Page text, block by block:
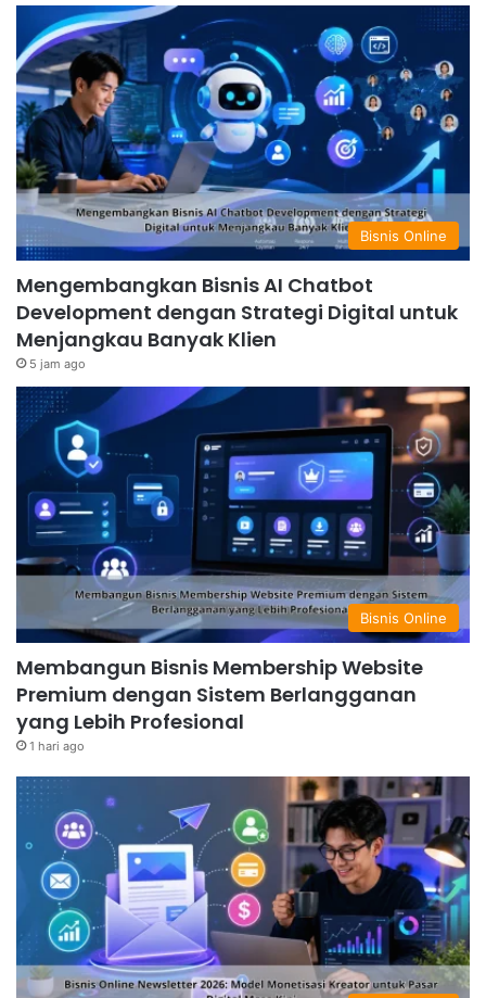
Bisnis Online
Mengembangkan Bisnis AI Chatbot
Development dengan Strategi Digital untuk
Menjangkau Banyak Klien
5 jam ago
Bisnis Online
Membangun Bisnis Membership Website
Premium dengan Sistem Berlangganan
yang Lebih Profesional
1 hari ago